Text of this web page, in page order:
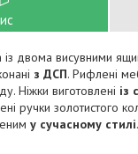
із двома висувними
з ДСП. Рифлені
Ніжки виготовлені із
ручки золотистого
у сучасному стилі